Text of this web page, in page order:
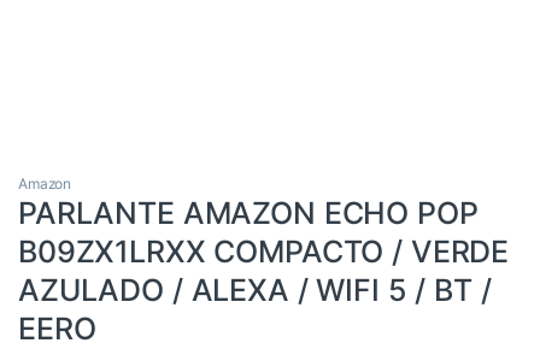
Amazon
PARLANTE AMAZON ECHO POP
B09ZX1LRXX COMPACTO / VERDE
AZULADO / ALEXA / WIFI 5 / BT /
EERO